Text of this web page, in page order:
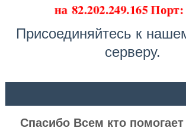
на 82.202.249.165
Присоединяйтесь к
серверу.
Спасибо Всем кто